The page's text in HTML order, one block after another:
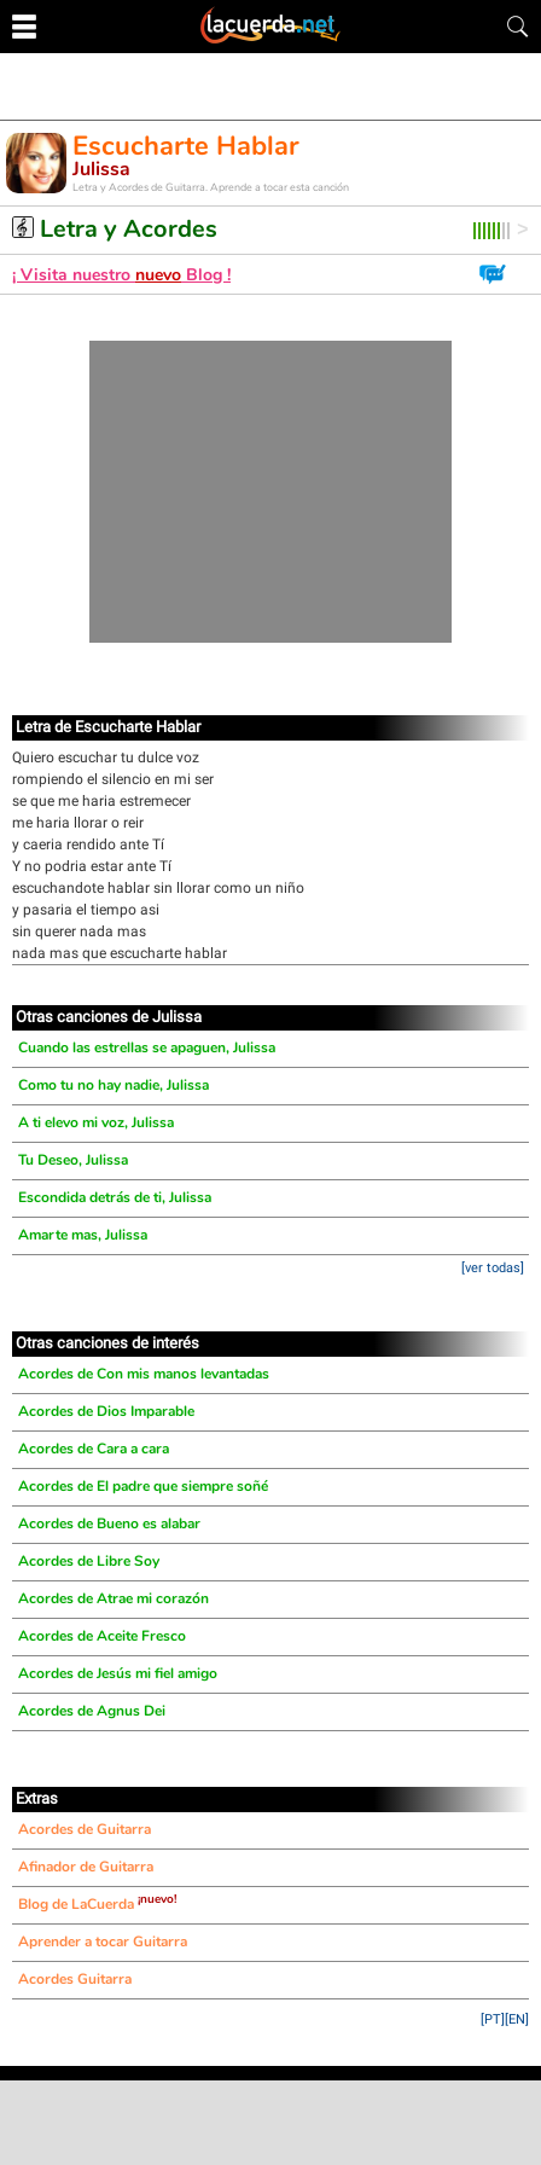
Escucharte Hablar
Julissa
Letra y Acordes de Guitarra. Aprende a tocar esta canción
Letra y Acordes
¡ Visita nuestro nuevo Blog !
Letra de Escucharte Hablar
Quiero escuchar tu dulce voz
rompiendo el silencio en mi ser
se que me haria estremecer
me haria llorar o reir
y caeria rendido ante Tí
Y no podria estar ante Tí
escuchandote hablar sin llorar como un niño
y pasaria el tiempo asi
sin querer nada mas
nada mas que escucharte hablar
Otras canciones de Julissa
Cuando las estrellas se apaguen, Julissa
Como tu no hay nadie, Julissa
A ti elevo mi voz, Julissa
Tu Deseo, Julissa
Escondida detrás de ti, Julissa
Amarte mas, Julissa
[ver todas]
Otras canciones de interés
Acordes de Con mis manos levantadas
Acordes de Dios Imparable
Acordes de Cara a cara
Acordes de El padre que siempre soñé
Acordes de Bueno es alabar
Acordes de Libre Soy
Acordes de Atrae mi corazón
Acordes de Aceite Fresco
Acordes de Jesús mi fiel amigo
Acordes de Agnus Dei
Extras
Acordes de Guitarra
Afinador de Guitarra
Blog de LaCuerda ¡nuevo!
Aprender a tocar Guitarra
Acordes Guitarra
[EN]
[PT]